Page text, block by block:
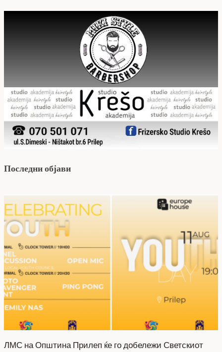
Последни објави
ЛМС на Општина Прилеп ќе го добележи Светскиот